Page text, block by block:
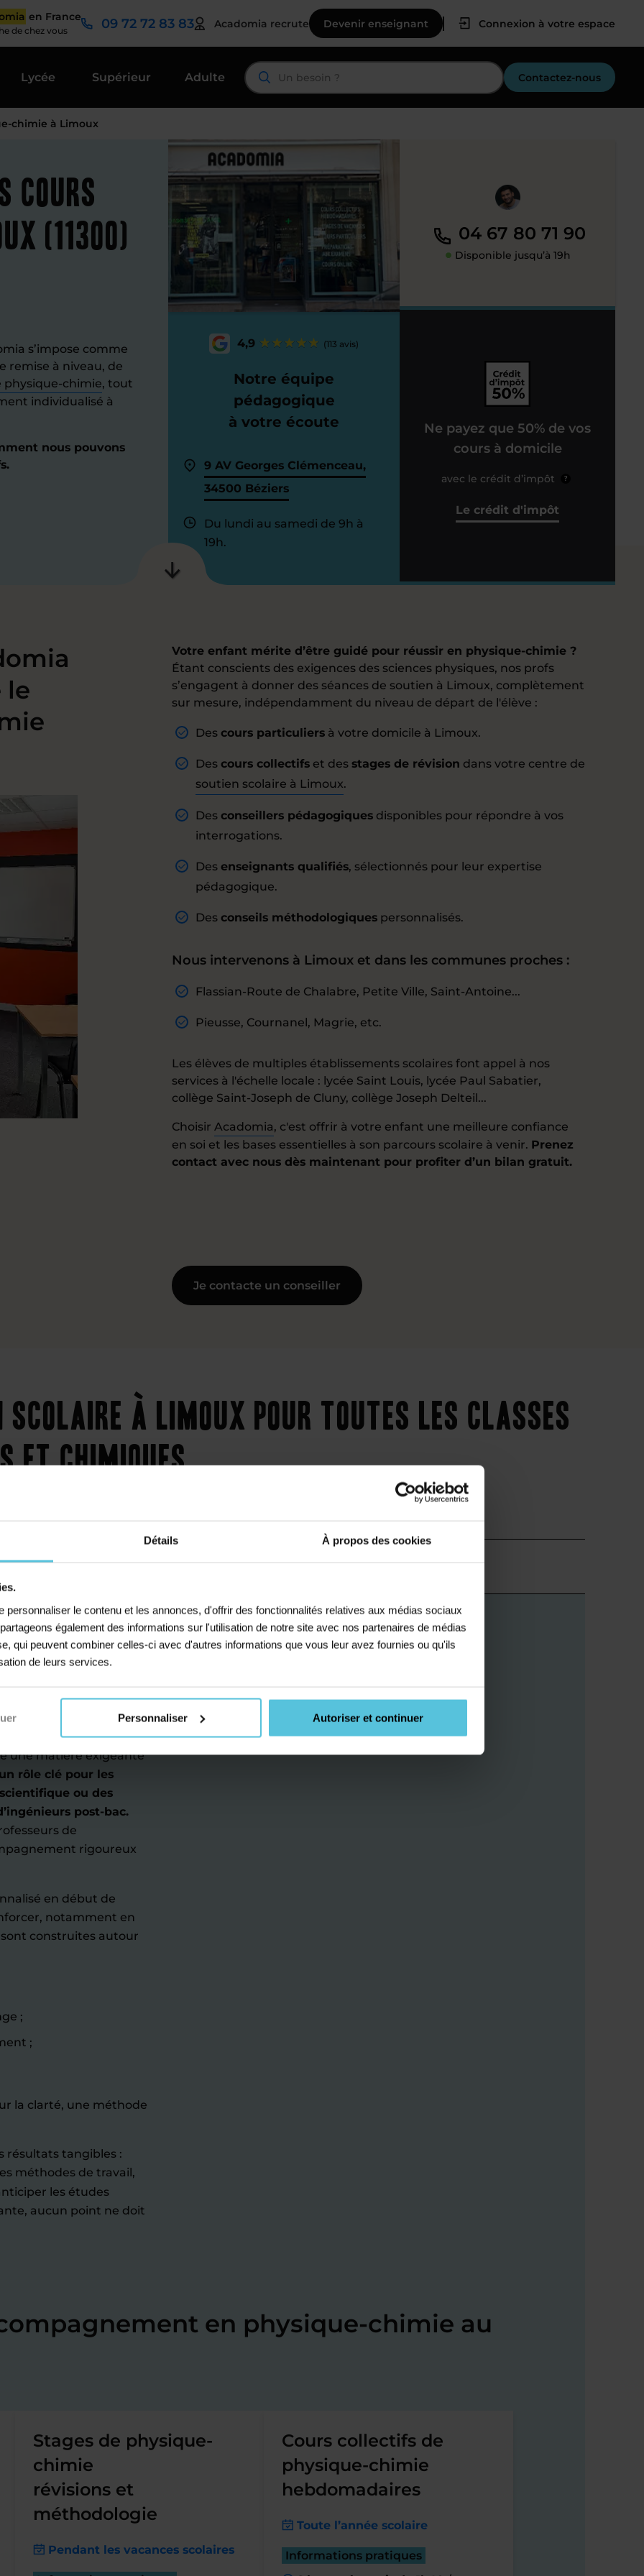
Détails À propos des cookies
personnaliser le contenu et les annonces, d'offrir des fonctionnalités relatives aux médias sociaux
également des informations sur l'utilisation de notre site avec nos partenaires de médias
qui peuvent combiner celles-ci avec d'autres informations que vous leur avez fournies ou qu'ils
de leurs services.
Personnaliser Autoriser et continuer
en France
de chez vous 09 72 72 83 83 Acadomia recrute Devenir enseignant Connexion à votre espace
Lycée Supérieur Adulte Contactez-nous
chimie à Limoux
cours
(11300)
s’impose comme
remise à niveau, de
physique-chimie, tout
individualisé à
nous pouvons
4,9 (113 avis)
Notre équipe
pédagogique
à votre écoute
9 AV Georges Clémenceau,
34500 Béziers
Du lundi au samedi de 9h à
19h.
04 67 80 71 90
Disponible jusqu’à 19h
Ne payez que 50% de vos
cours à domicile
avec le crédit d’impôt ?
Le crédit d'impôt
le
Votre enfant mérite d’être guidé pour réussir en physique-chimie ?
Étant conscients des exigences des sciences physiques, nos profs
s’engagent à donner des séances de soutien à Limoux, complètement
sur mesure, indépendamment du niveau de départ de l'élève :
Des cours particuliers à votre domicile à Limoux.
Des cours collectifs et des stages de révision dans votre centre de
soutien scolaire à Limoux.
Des conseillers pédagogiques disponibles pour répondre à vos
interrogations.
Des enseignants qualifiés, sélectionnés pour leur expertise
pédagogique.
Des conseils méthodologiques personnalisés.
Nous intervenons à Limoux et dans les communes proches :
Flassian-Route de Chalabre, Petite Ville, Saint-Antoine...
Pieusse, Cournanel, Magrie, etc.
Les élèves de multiples établissements scolaires font appel à nos
services à l'échelle locale : lycée Saint Louis, lycée Paul Sabatier,
collège Saint-Joseph de Cluny, collège Joseph Delteil...
Choisir Acadomia, c'est offrir à votre enfant une meilleure confiance
en soi et les bases essentielles à son parcours scolaire à venir. Prenez
contact avec nous dès maintenant pour profiter d’un bilan gratuit.
Je contacte un conseiller
scolaire à Limoux pour toutes les classes
et chimiques
Collège Supérieur
chimie au
une matière exigeante
rôle clé pour les
ou des
post-bac.
de
rigoureux
en début de
notamment en
sont construites autour
;
;
la clarté, une méthode
résultats tangibles :
méthodes de travail,
les études
aucun point ne doit
en physique-chimie au
Stages de physique-
chimie
révisions et
méthodologie
Pendant les vacances scolaires
Cours collectifs de
physique-chimie
hebdomadaires
Toute l’année scolaire
Informations pratiques